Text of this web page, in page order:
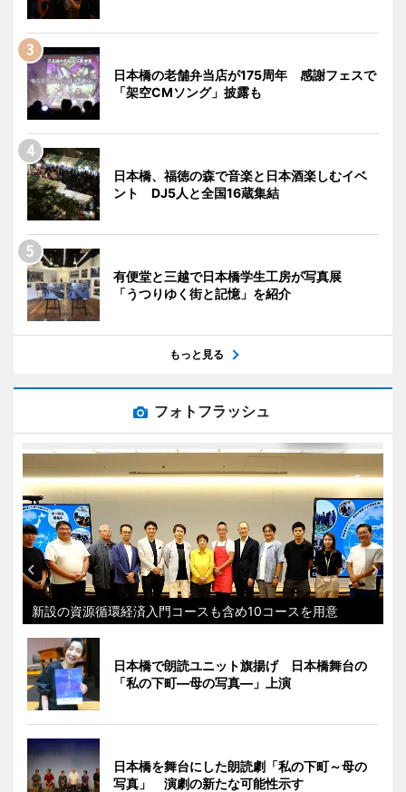
日本橋の老舗弁当店が175周年 感謝フェスで
「架空CMソング」披露も
日本橋、福徳の森で音楽と日本酒楽しむイベ
ント DJ5人と全国16蔵集結
有便堂と三越で日本橋学生工房が写真展
「うつりゆく街と記憶」を紹介
もっと見る
フォトフラッシュ
新設の資源循環経済入門コースも含め10コースを用意
日本橋で朗読ユニット旗揚げ 日本橋舞台の
「私の下町―母の写真―」上演
日本橋を舞台にした朗読劇「私の下町～母の
写真」 演劇の新たな可能性示す